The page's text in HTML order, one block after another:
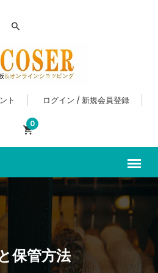
ト ログイン / 新規会員登録
0
保管方法